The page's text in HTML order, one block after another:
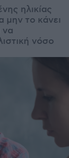
ηλικίας
μην το κάνει
να
νόσο